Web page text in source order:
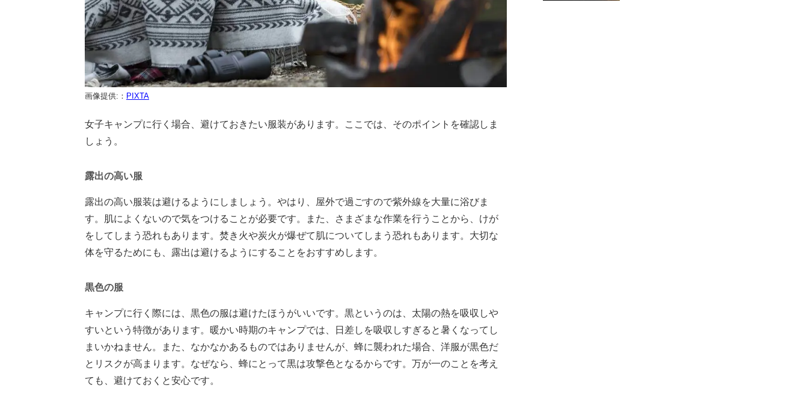
画像提供:： PIXTA
女子キャンプに行く場合、避けておきたい服装があります。ここでは、そのポイントを確認しま
しょう。
露出の高い服
露出の高い服装は避けるようにしましょう。やはり、屋外で過ごすので紫外線を大量に浴びま
す。肌によくないので気をつけることが必要です。また、さまざまな作業を行うことから、けが
をしてしまう恐れもあります。焚き火や炭火が爆ぜて肌についてしまう恐れもあります。大切な
体を守るためにも、露出は避けるようにすることをおすすめします。
黒色の服
キャンプに行く際には、黒色の服は避けたほうがいいです。黒というのは、太陽の熱を吸収しや
すいという特徴があります。暖かい時期のキャンプでは、日差しを吸収しすぎると暑くなってし
まいかねません。また、なかなかあるものではありませんが、蜂に襲われた場合、洋服が黒色だ
とリスクが高まります。なぜなら、蜂にとって黒は攻撃色となるからです。万が一のことを考え
ても、避けておくと安心です。